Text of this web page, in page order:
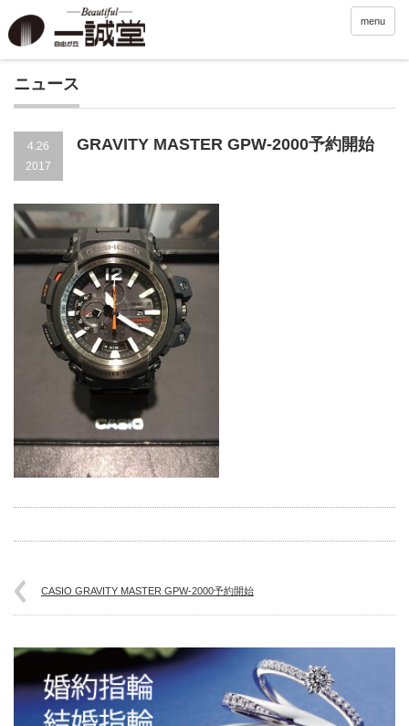
menu
ニュース
4.26
2017
GRAVITY MASTER GPW-2000予約開始
CASIO GRAVITY MASTER GPW-2000予約開始